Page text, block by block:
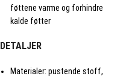
føttene varme og forhindre
kalde føtter
DETALJER
Materialer: pustende stoff,